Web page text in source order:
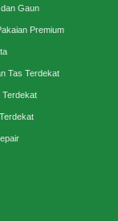
Gaun
Premium
Tas Terdekat
Terdekat